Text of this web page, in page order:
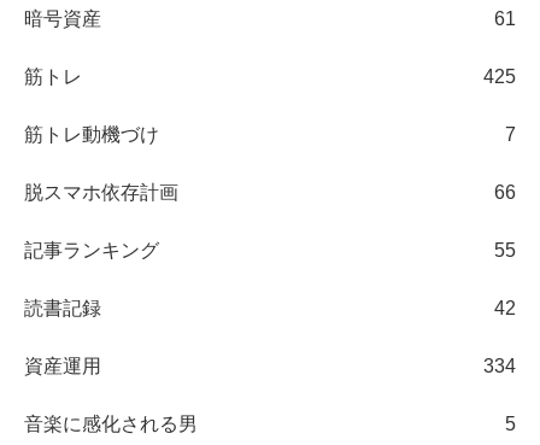
暗号資産 61
筋トレ 425
筋トレ動機づけ 7
脱スマホ依存計画 66
記事ランキング 55
読書記録 42
資産運用 334
音楽に感化される男 5